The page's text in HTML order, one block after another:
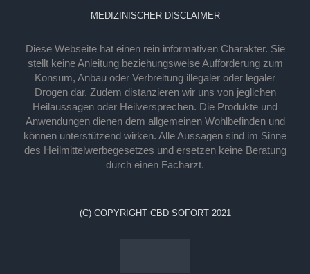
MEDIZINISCHER DISCLAIMER
Diese Webseite hat einen rein informativen Charakter. Sie
stellt keine Anleitung beziehungsweise Aufforderung zum
Konsum, Anbau oder Verbreitung illegaler oder legaler
Drogen dar. Zudem distanzieren wir uns von jeglichen
Heilaussagen oder Heilversprechen. Die Produkte und
Anwendungen dienen dem allgemeinen Wohlbefinden und
können unterstützend wirken. Alle Aussagen sind im Sinne
des Heilmittelwerbegesetzes und ersetzen keine Beratung
durch einen Facharzt.
(C) COPYRIGHT CBD SOFORT 2021